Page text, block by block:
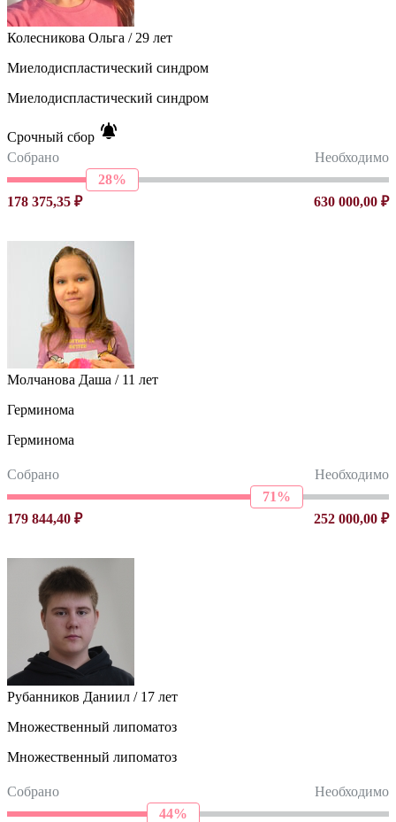
Колесникова Ольга / 29 лет
Миелодиспластический синдром
Миелодиспластический синдром
Срочный сбор
Собрано
Необходимо
28%
178 375,35 ₽
630 000,00 ₽
Молчанова Даша / 11 лет
Герминома
Герминома
Собрано
Необходимо
71%
179 844,40 ₽
252 000,00 ₽
Рубанников Даниил / 17 лет
Множественный липоматоз
Множественный липоматоз
Собрано
Необходимо
44%